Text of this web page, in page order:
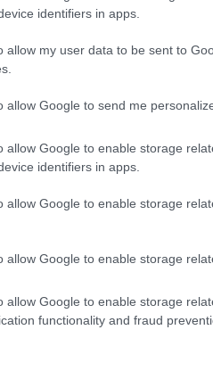
identifiers in apps.
allow my user data to be sent to
allow Google to send me
allow Google to enable storage
identifiers in apps.
allow Google to enable storage
allow Google to enable storage
allow Google to enable storage
functionality and fraud
perc hátrányba került,
további négyet
győzelme felé.